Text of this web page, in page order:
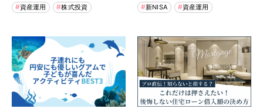
資産運用 株式投資 新NISA 資産運用